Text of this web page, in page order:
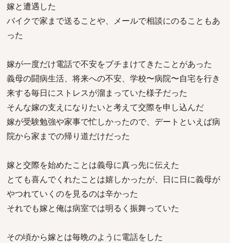
嫁と遭遇した
バイクで家まで送ることや、メールで相談にのることもあ
った
嫁が一度だけ電話で不安をブチまけてきたことがあった
義母の闘病生活、将来への不安、学校〜病院〜自宅を行き
来する毎日にストレスが溜まっていた様子だった
そんな嫁の支えになりたいと考えて交際を申し込んだ
嫁が受験勉強や家事で忙しかったので、デートといえば病
院から家までの帰り道だけだった
嫁と交際を始めたことは義母に真っ先に伝えた
とても喜んでくれたことは嬉しかったが、日に日に義母が
やつれていくのを見るのは辛かった
それでも嫁と俺は病室では明るく振舞っていた
その頃から嫁とは毎晩のように電話をした